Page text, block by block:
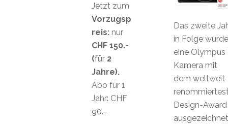
Das zweite
in Folge wurde
eine Olympus
Kamera mit
dem weltweit
Design-Award
Jetzt zum
Vorzugsp
reis: nur
CHF 150.-
(für 2
Jahre).
Abo für 1
Jahr: CHF
90.-